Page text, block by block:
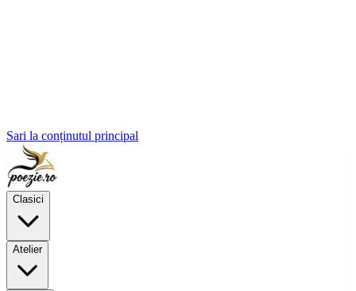
Sari la conținutul principal
Clasici
Atelier